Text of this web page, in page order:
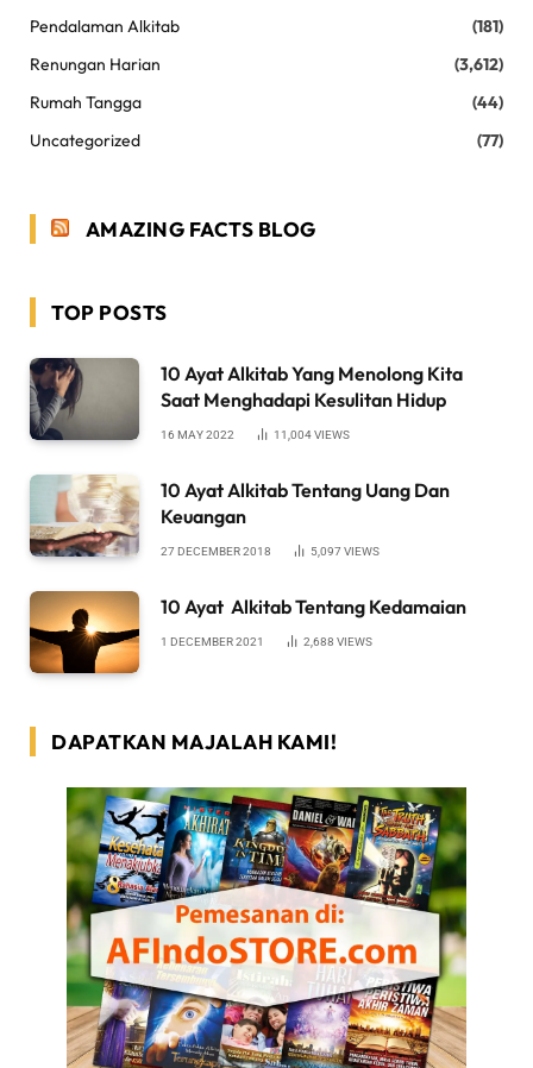
Pendalaman Alkitab
(181)
Renungan Harian
(3,612)
Rumah Tangga
(44)
Uncategorized
(77)
AMAZING FACTS BLOG
TOP POSTS
10 Ayat Alkitab Yang Menolong Kita
Saat Menghadapi Kesulitan Hidup
16 MAY 2022 11,004VIEWS
10 Ayat Alkitab Tentang Uang Dan
Keuangan
27 DECEMBER 2018 5,097 VIEWS
10 Ayat Alkitab Tentang Kedamaian
1 DECEMBER 2021 2,688 VIEWS
DAPATKAN MAJALAH KAMI!